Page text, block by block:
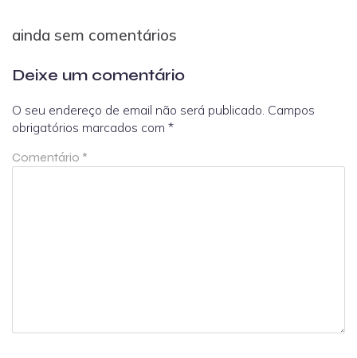
ainda sem comentários
Deixe um comentário
O seu endereço de email não será publicado. Campos
obrigatórios marcados com *
Comentário *